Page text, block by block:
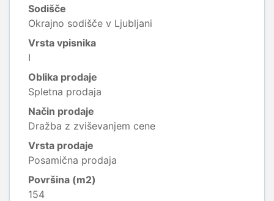
Sodišče
Okrajno sodišče v Ljubljani
Vrsta vpisnika
I
Oblika prodaje
Spletna prodaja
Način prodaje
Dražba z zviševanjem cene
Vrsta prodaje
Posamična prodaja
Površina (m2)
154